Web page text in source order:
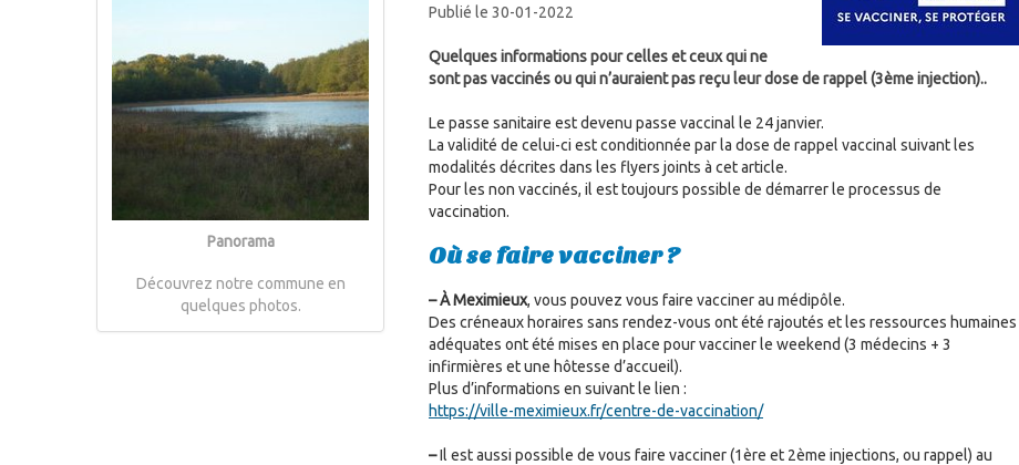
Publié le 30-01-2022
Quelques informations pour celles et ceux qui ne
sont pas vaccinés ou qui n’auraient pas reçu leur dose de rappel (3ème injection)..
Le passe sanitaire est devenu passe vaccinal le 24 janvier.
La validité de celui-ci est conditionnée par la dose de rappel vaccinal suivant les
modalités décrites dans les flyers joints à cet article.
Pour les non vaccinés, il est toujours possible de démarrer le processus de
vaccination.
Où se faire vacciner ?
–À Meximieux, vous pouvez vous faire vacciner au médipôle.
Des créneaux horaires sans rendez-vous ont été rajoutés et les ressources humaines
adéquates ont été mises en place pour vacciner le weekend (3 médecins + 3
infirmières et une hôtesse d’accueil).
Plus d’informations en suivant le lien :
https://ville-meximieux.fr/centre-de-vaccination/
–Il est aussi possible de vous faire vacciner (1ère et 2ème injections, ou rappel) au
Panorama
Découvrez notre commune en
quelques photos.